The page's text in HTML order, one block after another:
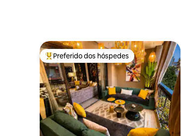
Entre os melhores preferidos dos hóspedes
Preferido dos hóspedes